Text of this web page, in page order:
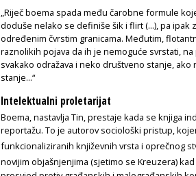
„Riječ boema spada među čarobne formule
doduše nelako se definiše šik i flirt (...), pa ipak
određenim čvrstim granicama. Međutim,
raznolikih pojava da ih je nemoguće svrstati,
svakako odražava i neko društveno stanje,
stanje...“
Intelektualni proletarijat
Boema, nastavlja Tin, prestaje kada se knjiga
reportažu. To je autorov sociološki pristup,
funkcionaliziranih književnih vrsta i oprečnog
novijim objašnjenjima (sjetimo se Kreuzera)